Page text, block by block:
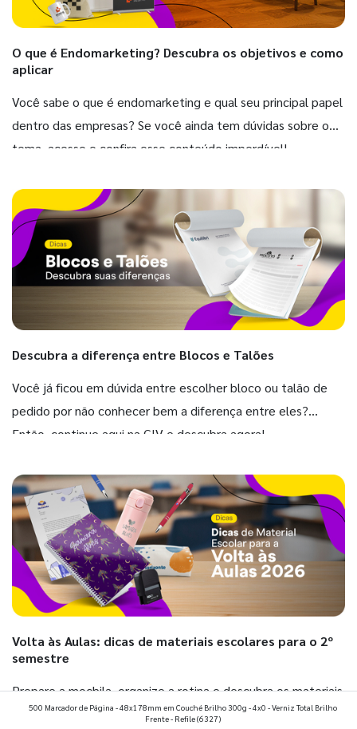
O que é Endomarketing? Descubra os objetivos e como
aplicar
Você sabe o que é endomarketing e qual seu principal papel
dentro das empresas? Se você ainda tem dúvidas sobre o
tema, acesse e confira esse conteúdo imperdível!
Descubra a diferença entre Blocos e Talões
Você já ficou em dúvida entre escolher bloco ou talão de
pedido por não conhecer bem a diferença entre eles?
Então, continue aqui na GIV e descubra agora!
Volta às Aulas: dicas de materiais escolares para o 2º
semestre
Prepare a mochila, organize a rotina e descubra os materiais
que fazem toda diferença para começar o segundo
500 Marcador de Página - 48x178mm em Couché Brilho 300g - 4x0 - Verniz Total Brilho
Frente - Refile(6327)